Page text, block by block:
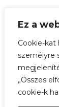
Ez a
Cookie-kat
személyre
„Összes
cookie-k